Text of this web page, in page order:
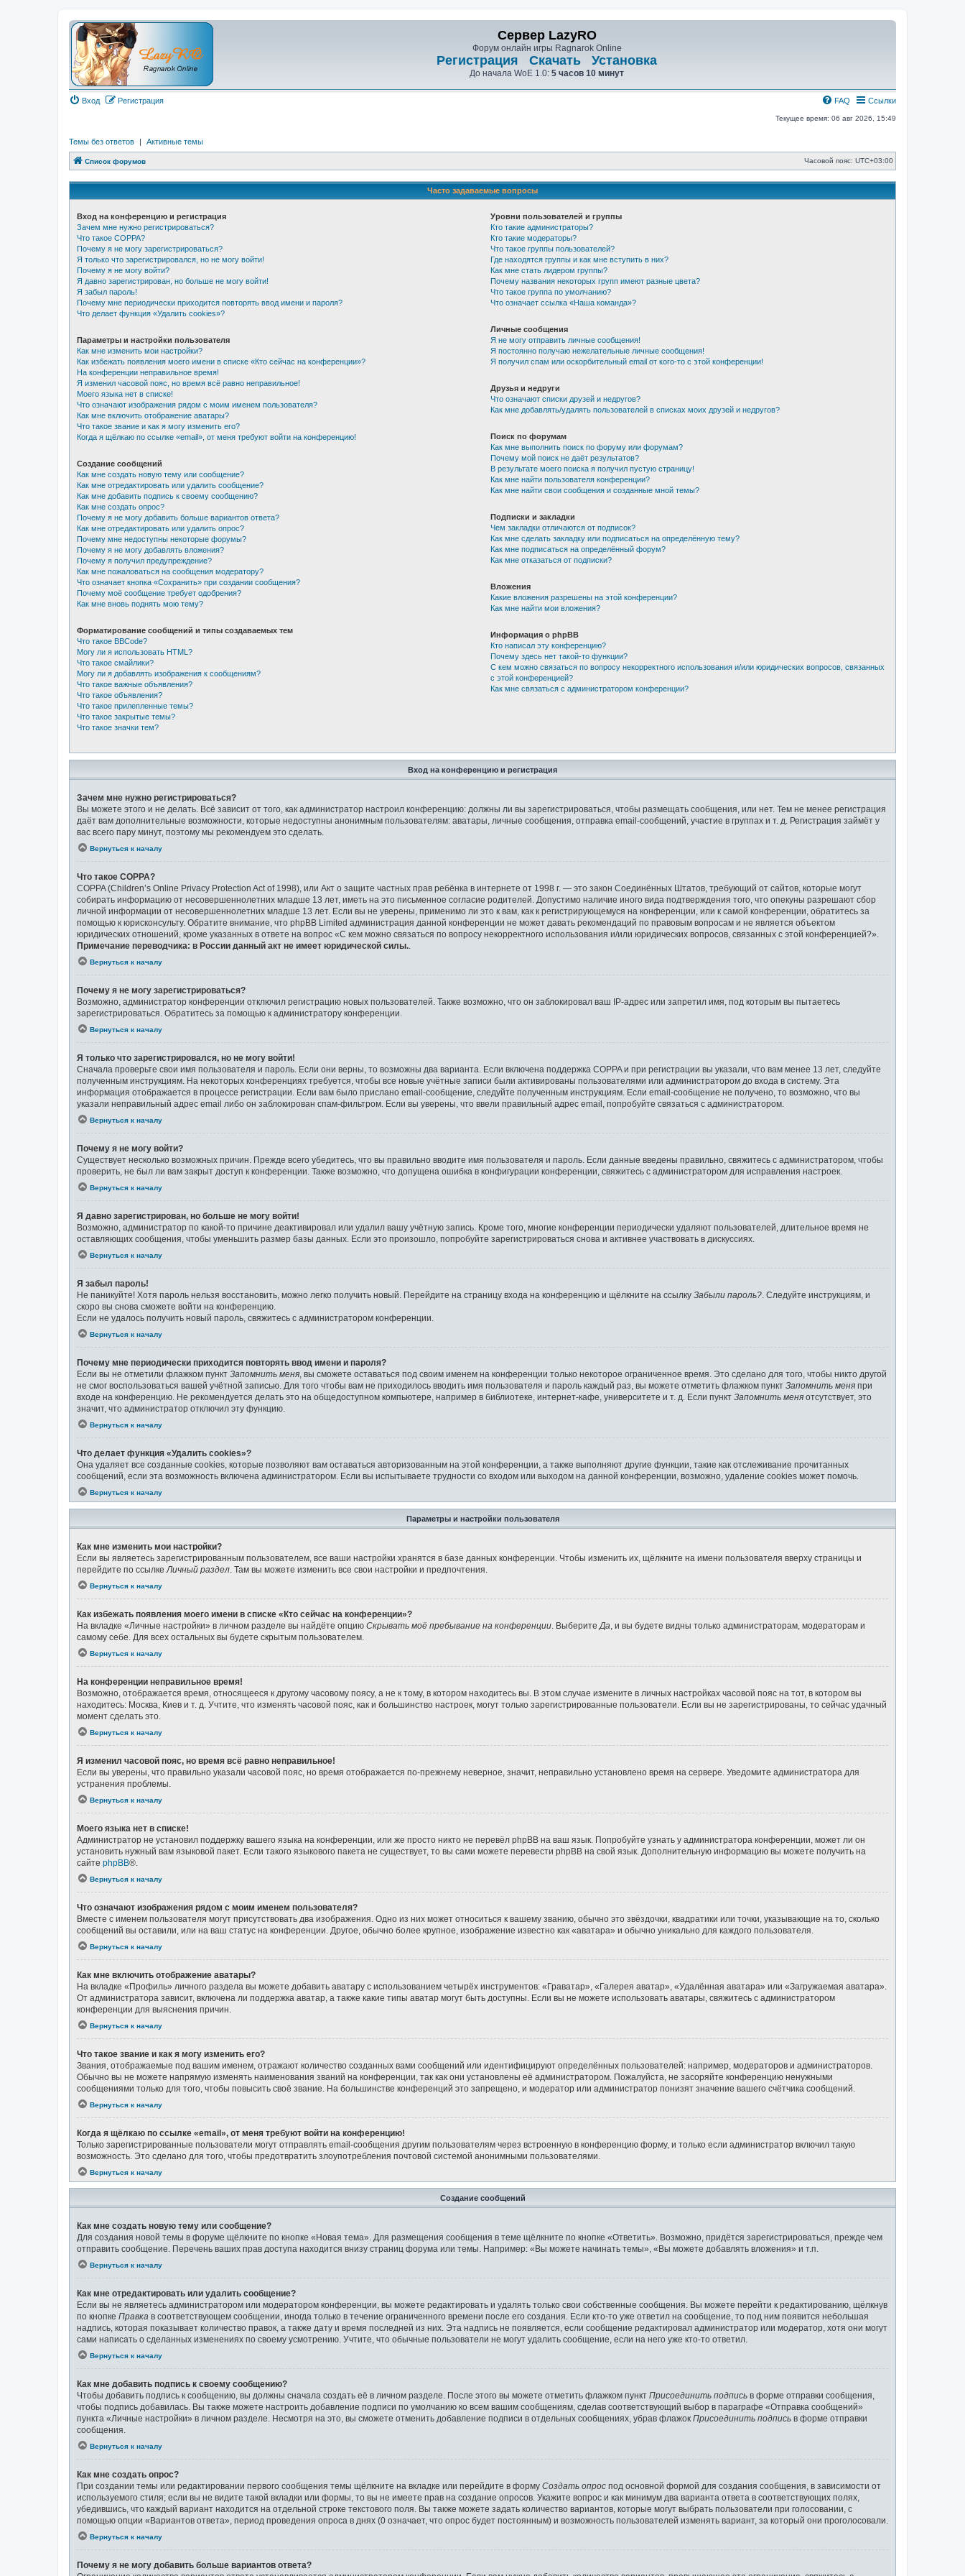
Сервер LazyRO
Форум онлайн игры Ragnarok Online
Регистрация Скачать Установка
До начала WoE 1.0: 5 часов 10 минут
Вход Регистрация Ссылки
FAQ
Текущее время: 06 авг 2026, 15:49
Темы без ответов | Активные темы
Список форумов Часовой пояс: UTC+03:00
Часто задаваемые вопросы
Вход на конференцию и регистрация
Зачем мне нужно регистрироваться?
Что такое COPPA?
Почему я не могу зарегистрироваться?
Я только что зарегистрировался, но не могу войти!
Почему я не могу войти?
Я давно зарегистрирован, но больше не могу войти!
Я забыл пароль!
Почему мне периодически приходится повторять ввод имени и пароля?
Что делает функция «Удалить cookies»?
Параметры и настройки пользователя
Как мне изменить мои настройки?
Как избежать появления моего имени в списке «Кто сейчас на конференции»?
На конференции неправильное время!
Я изменил часовой пояс, но время всё равно неправильное!
Моего языка нет в списке!
Что означают изображения рядом с моим именем пользователя?
Как мне включить отображение аватары?
Что такое звание и как я могу изменить его?
Когда я щёлкаю по ссылке «email», от меня требуют войти на конференцию!
Создание сообщений
Как мне создать новую тему или сообщение?
Как мне отредактировать или удалить сообщение?
Как мне добавить подпись к своему сообщению?
Как мне создать опрос?
Почему я не могу добавить больше вариантов ответа?
Как мне отредактировать или удалить опрос?
Почему мне недоступны некоторые форумы?
Почему я не могу добавлять вложения?
Почему я получил предупреждение?
Как мне пожаловаться на сообщения модератору?
Что означает кнопка «Сохранить» при создании сообщения?
Почему моё сообщение требует одобрения?
Как мне вновь поднять мою тему?
Форматирование сообщений и типы создаваемых тем
Что такое BBCode?
Могу ли я использовать HTML?
Что такое смайлики?
Могу ли я добавлять изображения к сообщениям?
Что такое важные объявления?
Что такое объявления?
Что такое прилепленные темы?
Что такое закрытые темы?
Что такое значки тем?
Уровни пользователей и группы
Кто такие администраторы?
Кто такие модераторы?
Что такое группы пользователей?
Где находятся группы и как мне вступить в них?
Как мне стать лидером группы?
Почему названия некоторых групп имеют разные цвета?
Что такое группа по умолчанию?
Что означает ссылка «Наша команда»?
Личные сообщения
Я не могу отправить личные сообщения!
Я постоянно получаю нежелательные личные сообщения!
Я получил спам или оскорбительный email от кого-то с этой конференции!
Друзья и недруги
Что означают списки друзей и недругов?
Как мне добавлять/удалять пользователей в списках моих друзей и недругов?
Поиск по форумам
Как мне выполнить поиск по форуму или форумам?
Почему мой поиск не даёт результатов?
В результате моего поиска я получил пустую страницу!
Как мне найти пользователя конференции?
Как мне найти свои сообщения и созданные мной темы?
Подписки и закладки
Чем закладки отличаются от подписок?
Как мне сделать закладку или подписаться на определённую тему?
Как мне подписаться на определённый форум?
Как мне отказаться от подписки?
Вложения
Какие вложения разрешены на этой конференции?
Как мне найти мои вложения?
Информация о phpBB
Кто написал эту конференцию?
Почему здесь нет такой-то функции?
С кем можно связаться по вопросу некорректного использования и/или юридических вопросов, связанных
с этой конференцией?
Как мне связаться с администратором конференции?
Вход на конференцию и регистрация
Зачем мне нужно регистрироваться?
Вы можете этого и не делать. Всё зависит от того, как администратор настроил конференцию: должны ли вы зарегистрироваться, чтобы размещать сообщения, или нет. Тем не менее регистрация
даёт вам дополнительные возможности, которые недоступны анонимным пользователям: аватары, личные сообщения, отправка email-сообщений, участие в группах и т. д. Регистрация займёт у
вас всего пару минут, поэтому мы рекомендуем это сделать.
Вернуться к началу
Что такое COPPA?
COPPA (Children’s Online Privacy Protection Act of 1998), или Акт о защите частных прав ребёнка в интернете от 1998 г. — это закон Соединённых Штатов, требующий от сайтов, которые могут
собирать информацию от несовершеннолетних младше 13 лет, иметь на это письменное согласие родителей. Допустимо наличие иного вида подтверждения того, что опекуны разрешают сбор
личной информации от несовершеннолетних младше 13 лет. Если вы не уверены, применимо ли это к вам, как к регистрирующемуся на конференции, или к самой конференции, обратитесь за
помощью к юрисконсульту. Обратите внимание, что phpBB Limited администрация данной конференции не может давать рекомендаций по правовым вопросам и не является объектом
юридических отношений, кроме указанных в ответе на вопрос «С кем можно связаться по вопросу некорректного использования и/или юридических вопросов, связанных с этой конференцией?».
Примечание переводчика: в России данный акт не имеет юридической силы.
Вернуться к началу
Почему я не могу зарегистрироваться?
Возможно, администратор конференции отключил регистрацию новых пользователей. Также возможно, что он заблокировал ваш IP-адрес или запретил имя, под которым вы пытаетесь
зарегистрироваться. Обратитесь за помощью к администратору конференции.
Вернуться к началу
Я только что зарегистрировался, но не могу войти!
Сначала проверьте свои имя пользователя и пароль. Если они верны, то возможны два варианта. Если включена поддержка COPPA и при регистрации вы указали, что вам менее 13 лет, следуйте
полученным инструкциям. На некоторых конференциях требуется, чтобы все новые учётные записи были активированы пользователями или администратором до входа в систему. Эта
информация отображается в процессе регистрации. Если вам было прислано email-сообщение, следуйте полученным инструкциям. Если email-сообщение не получено, то возможно, что вы
указали неправильный адрес email либо он заблокирован спам-фильтром. Если вы уверены, что ввели правильный адрес email, попробуйте связаться с администратором.
Вернуться к началу
Почему я не могу войти?
Существует несколько возможных причин. Прежде всего убедитесь, что вы правильно вводите имя пользователя и пароль. Если данные введены правильно, свяжитесь с администратором, чтобы
проверить, не был ли вам закрыт доступ к конференции. Также возможно, что допущена ошибка в конфигурации конференции, свяжитесь с администратором для исправления настроек.
Вернуться к началу
Я давно зарегистрирован, но больше не могу войти!
Возможно, администратор по какой-то причине деактивировал или удалил вашу учётную запись. Кроме того, многие конференции периодически удаляют пользователей, длительное время не
оставляющих сообщения, чтобы уменьшить размер базы данных. Если это произошло, попробуйте зарегистрироваться снова и активнее участвовать в дискуссиях.
Вернуться к началу
Я забыл пароль!
Не паникуйте! Хотя пароль нельзя восстановить, можно легко получить новый. Перейдите на страницу входа на конференцию и щёлкните на ссылку Забыли пароль? . Следуйте инструкциям, и
скоро вы снова сможете войти на конференцию.
Если не удалось получить новый пароль, свяжитесь с администратором конференции.
Вернуться к началу
Почему мне периодически приходится повторять ввод имени и пароля?
Если вы не отметили флажком пункт Запомнить меня , вы сможете оставаться под своим именем на конференции только некоторое ограниченное время. Это сделано для того, чтобы никто другой
не смог воспользоваться вашей учётной записью. Для того чтобы вам не приходилось вводить имя пользователя и пароль каждый раз, вы можете отметить флажком пункт Запомнить меня при
входе на конференцию. Не рекомендуется делать это на общедоступном компьютере, например в библиотеке, интернет-кафе, университете и т. д. Если пункт Запомнить меня отсутствует, это
значит, что администратор отключил эту функцию.
Вернуться к началу
Что делает функция «Удалить cookies»?
Она удаляет все созданные cookies, которые позволяют вам оставаться авторизованным на этой конференции, а также выполняют другие функции, такие как отслеживание прочитанных
сообщений, если эта возможность включена администратором. Если вы испытываете трудности со входом или выходом на данной конференции, возможно, удаление cookies может помочь.
Вернуться к началу
Параметры и настройки пользователя
Как мне изменить мои настройки?
Если вы являетесь зарегистрированным пользователем, все ваши настройки хранятся в базе данных конференции. Чтобы изменить их, щёлкните на имени пользователя вверху страницы и
перейдите по ссылке Личный раздел . Там вы можете изменить все свои настройки и предпочтения.
Вернуться к началу
Как избежать появления моего имени в списке «Кто сейчас на конференции»?
На вкладке «Личные настройки» в личном разделе вы найдёте опцию Скрывать моё пребывание на конференции . Выберите Да , и вы будете видны только администраторам, модераторам и
самому себе. Для всех остальных вы будете скрытым пользователем.
Вернуться к началу
На конференции неправильное время!
Возможно, отображается время, относящееся к другому часовому поясу, а не к тому, в котором находитесь вы. В этом случае измените в личных настройках часовой пояс на тот, в котором вы
находитесь: Москва, Киев и т. д. Учтите, что изменять часовой пояс, как и большинство настроек, могут только зарегистрированные пользователи. Если вы не зарегистрированы, то сейчас удачный
момент сделать это.
Вернуться к началу
Я изменил часовой пояс, но время всё равно неправильное!
Если вы уверены, что правильно указали часовой пояс, но время отображается по-прежнему неверное, значит, неправильно установлено время на сервере. Уведомите администратора для
устранения проблемы.
Вернуться к началу
Моего языка нет в списке!
Администратор не установил поддержку вашего языка на конференции, или же просто никто не перевёл phpBB на ваш язык. Попробуйте узнать у администратора конференции, может ли он
установить нужный вам языковой пакет. Если такого языкового пакета не существует, то вы сами можете перевести phpBB на свой язык. Дополнительную информацию вы можете получить на
сайте phpBB®.
Вернуться к началу
Что означают изображения рядом с моим именем пользователя?
Вместе с именем пользователя могут присутствовать два изображения. Одно из них может относиться к вашему званию, обычно это звёздочки, квадратики или точки, указывающие на то, сколько
сообщений вы оставили, или на ваш статус на конференции. Другое, обычно более крупное, изображение известно как «аватара» и обычно уникально для каждого пользователя.
Вернуться к началу
Как мне включить отображение аватары?
На вкладке «Профиль» личного раздела вы можете добавить аватару с использованием четырёх инструментов: «Граватар», «Галерея аватар», «Удалённая аватара» или «Загружаемая аватара».
От администратора зависит, включена ли поддержка аватар, а также какие типы аватар могут быть доступны. Если вы не можете использовать аватары, свяжитесь с администратором
конференции для выяснения причин.
Вернуться к началу
Что такое звание и как я могу изменить его?
Звания, отображаемые под вашим именем, отражают количество созданных вами сообщений или идентифицируют определённых пользователей: например, модераторов и администраторов.
Обычно вы не можете напрямую изменять наименования званий на конференции, так как они установлены её администратором. Пожалуйста, не засоряйте конференцию ненужными
сообщениями только для того, чтобы повысить своё звание. На большинстве конференций это запрещено, и модератор или администратор понизят значение вашего счётчика сообщений.
Вернуться к началу
Когда я щёлкаю по ссылке «email», от меня требуют войти на конференцию!
Только зарегистрированные пользователи могут отправлять email-сообщения другим пользователям через встроенную в конференцию форму, и только если администратор включил такую
возможность. Это сделано для того, чтобы предотвратить злоупотребления почтовой системой анонимными пользователями.
Вернуться к началу
Создание сообщений
Как мне создать новую тему или сообщение?
Для создания новой темы в форуме щёлкните по кнопке «Новая тема». Для размещения сообщения в теме щёлкните по кнопке «Ответить». Возможно, придётся зарегистрироваться, прежде чем
отправить сообщение. Перечень ваших прав доступа находится внизу страниц форума или темы. Например: «Вы можете начинать темы», «Вы можете добавлять вложения» и т.п.
Вернуться к началу
Как мне отредактировать или удалить сообщение?
Если вы не являетесь администратором или модератором конференции, вы можете редактировать и удалять только свои собственные сообщения. Вы можете перейти к редактированию, щёлкнув
по кнопке Правка в соответствующем сообщении, иногда только в течение ограниченного времени после его создания. Если кто-то уже ответил на сообщение, то под ним появится небольшая
надпись, которая показывает количество правок, а также дату и время последней из них. Эта надпись не появляется, если сообщение редактировал администратор или модератор, хотя они могут
сами написать о сделанных изменениях по своему усмотрению. Учтите, что обычные пользователи не могут удалить сообщение, если на него уже кто-то ответил.
Вернуться к началу
Как мне добавить подпись к своему сообщению?
Чтобы добавить подпись к сообщению, вы должны сначала создать её в личном разделе. После этого вы можете отметить флажком пункт Присоединить подпись в форме отправки сообщения,
чтобы подпись добавилась. Вы также можете настроить добавление подписи по умолчанию ко всем вашим сообщениям, сделав соответствующий выбор в параграфе «Отправка сообщений»
пункта «Личные настройки» в личном разделе. Несмотря на это, вы сможете отменить добавление подписи в отдельных сообщениях, убрав флажок Присоединить подпись в форме отправки
сообщения.
Вернуться к началу
Как мне создать опрос?
При создании темы или редактировании первого сообщения темы щёлкните на вкладке или перейдите в форму Создать опрос под основной формой для создания сообщения, в зависимости от
используемого стиля; если вы не видите такой вкладки или формы, то вы не имеете прав на создание опросов. Укажите вопрос и как минимум два варианта ответа в соответствующих полях,
убедившись, что каждый вариант находится на отдельной строке текстового поля. Вы также можете задать количество вариантов, которые могут выбрать пользователи при голосовании, с
помощью опции «Вариантов ответа», период проведения опроса в днях (0 означает, что опрос будет постоянным) и возможность пользователей изменять вариант, за который они проголосовали.
Вернуться к началу
Почему я не могу добавить больше вариантов ответа?